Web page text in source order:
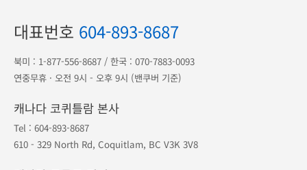
대표번호 604-893-8687
북미 : 1-877-556-8687 / 한국 : 070-7883-0093
연중무휴 · 오전 9시 - 오후 9시 (밴쿠버 기준)
캐나다 코퀴틀람 본사
Tel : 604-893-8687
610 - 329 North Rd, Coquitlam, BC V3K 3V8